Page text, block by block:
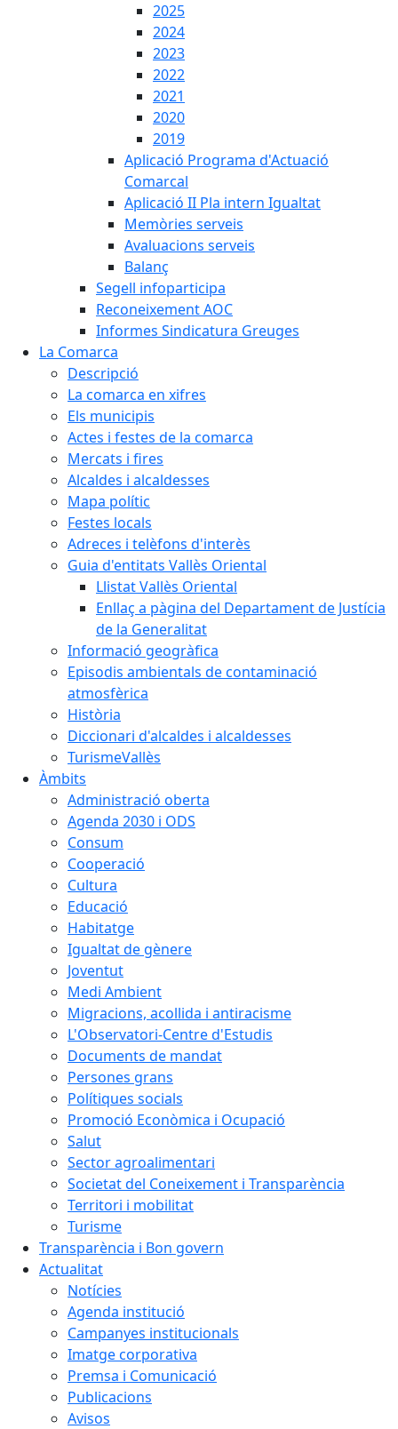
2025
2024
2023
2022
2021
2020
2019
Aplicació Programa d'Actuació
Comarcal
Aplicació II Pla intern Igualtat
Memòries serveis
Avaluacions serveis
Balanç
Segell infoparticipa
Reconeixement AOC
Informes Sindicatura Greuges
La Comarca
Descripció
La comarca en xifres
Els municipis
Actes i festes de la comarca
Mercats i fires
Alcaldes i alcaldesses
Mapa polític
Festes locals
Adreces i telèfons d'interès
Guia d'entitats Vallès Oriental
Llistat Vallès Oriental
Enllaç a pàgina del Departament de Justícia
de la Generalitat
Informació geogràfica
Episodis ambientals de contaminació
atmosfèrica
Història
Diccionari d'alcaldes i alcaldesses
TurismeVallès
Àmbits
Administració oberta
Agenda 2030 i ODS
Consum
Cooperació
Cultura
Educació
Habitatge
Igualtat de gènere
Joventut
Medi Ambient
Migracions, acollida i antiracisme
L'Observatori-Centre d'Estudis
Documents de mandat
Persones grans
Polítiques socials
Promoció Econòmica i Ocupació
Salut
Sector agroalimentari
Societat del Coneixement i Transparència
Territori i mobilitat
Turisme
Transparència i Bon govern
Actualitat
Notícies
Agenda institució
Campanyes institucionals
Imatge corporativa
Premsa i Comunicació
Publicacions
Avisos